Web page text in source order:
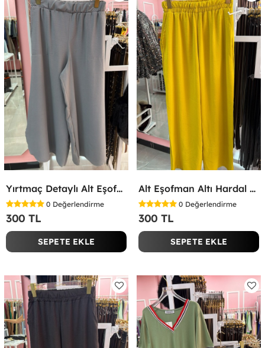
Yırtmaç Detaylı Alt Eşofman Altı Gri
0 Değerlendirme
300 TL
SEPETE EKLE
Alt Eşofman Altı Hardal Sarısı
0 Değerlendirme
300 TL
SEPETE EKLE